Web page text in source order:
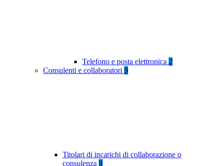
Telefono e posta elettronica 2
Consulenti e collaboratori 9
Titolari di incarichi di collaborazione o
consulenza 9